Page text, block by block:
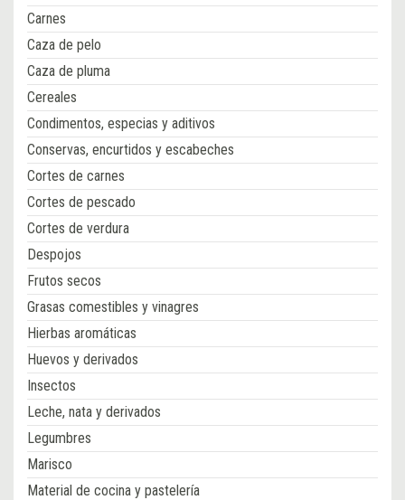
Carnes
Caza de pelo
Caza de pluma
Cereales
Condimentos, especias y aditivos
Conservas, encurtidos y escabeches
Cortes de carnes
Cortes de pescado
Cortes de verdura
Despojos
Frutos secos
Grasas comestibles y vinagres
Hierbas aromáticas
Huevos y derivados
Insectos
Leche, nata y derivados
Legumbres
Marisco
Material de cocina y pastelería